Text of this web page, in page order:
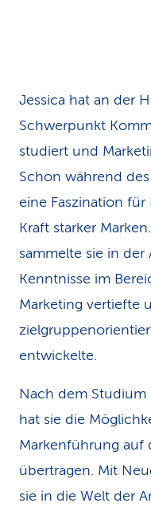
Jessica hat an der
Schwerpunkt
studiert und
Schon während
eine Faszination
Kraft starker
sammelte sie in
Kenntnisse im
Marketing vertiefte
entwickelte.
Nach dem Studium
hat sie die
Markenführung auf
übertragen. Mit
sie in die Welt der